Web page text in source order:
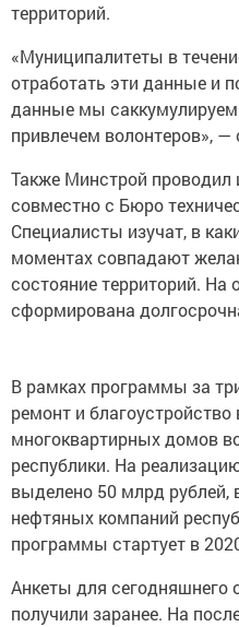
территорий.
«Муниципалитеты в
отработать эти данные и
данные мы
привлечем волонтеров», —
Также Минстрой
совместно с Бюро
Специалисты изучат, в
моментах совпадают
состояние территорий. На
сформирована
В рамках программы за
ремонт и
многоквартирных домов
республики. На
выделено 50 млрд рублей,
нефтяных компаний
программы стартует в
Анкеты для сегодняшнего
получили заранее. На